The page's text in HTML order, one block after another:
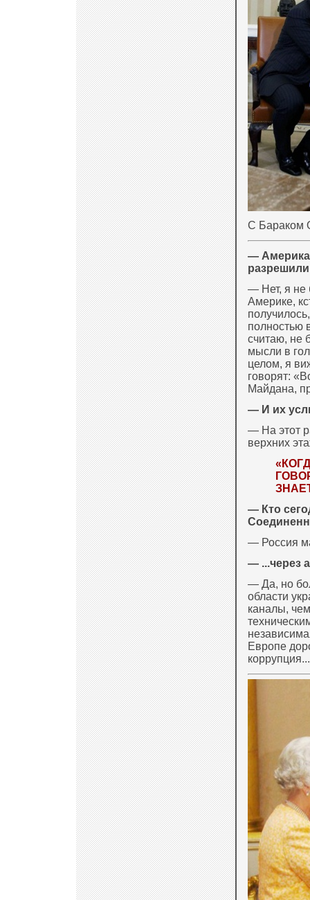
С Бараком
—
— Нет, я не
Америке,
полнос­тью
считаю, не
мысли в
целом, я
говорят:
Майдана,
— И их
— На этот
верхних
— Кто
— Россия
— ...через
— Да, но
области
каналы,
Европе
коррупция...